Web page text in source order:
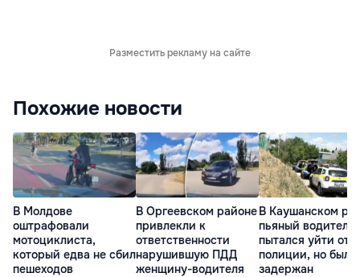
Разместить рекламу на сайте
Похожие новости
В Молдове
оштрафовали
мотоциклиста,
который едва не сбил
пешеходов
В Оргеевском районе
привлекли к
ответственности
нарушившую ПДД
женщину-водителя
В Каушанском
пьяный водитель
пытался уйти от
полиции, но был
задержан